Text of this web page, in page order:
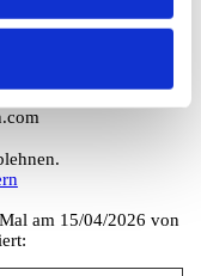
kontaktieren.
am 15/04/2026 von